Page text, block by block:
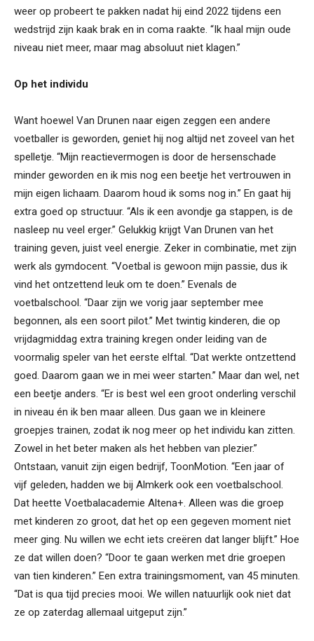
weer op probeert te pakken nadat hij eind 2022 tijdens een
wedstrijd zijn kaak brak en in coma raakte. “Ik haal mijn oude
niveau niet meer, maar mag absoluut niet klagen.”
Op het individu
Want hoewel Van Drunen naar eigen zeggen een andere
voetballer is geworden, geniet hij nog altijd net zoveel van het
spelletje. “Mijn reactievermogen is door de hersenschade
minder geworden en ik mis nog een beetje het vertrouwen in
mijn eigen lichaam. Daarom houd ik soms nog in.” En gaat hij
extra goed op structuur. “Als ik een avondje ga stappen, is de
nasleep nu veel erger.” Gelukkig krijgt Van Drunen van het
training geven, juist veel energie. Zeker in combinatie, met zijn
werk als gymdocent. “Voetbal is gewoon mijn passie, dus ik
vind het ontzettend leuk om te doen.” Evenals de
voetbalschool. “Daar zijn we vorig jaar september mee
begonnen, als een soort pilot.” Met twintig kinderen, die op
vrijdagmiddag extra training kregen onder leiding van de
voormalig speler van het eerste elftal. “Dat werkte ontzettend
goed. Daarom gaan we in mei weer starten.” Maar dan wel, net
een beetje anders. “Er is best wel een groot onderling verschil
in niveau én ik ben maar alleen. Dus gaan we in kleinere
groepjes trainen, zodat ik nog meer op het individu kan zitten.
Zowel in het beter maken als het hebben van plezier.”
Ontstaan, vanuit zijn eigen bedrijf, ToonMotion. “Een jaar of
vijf geleden, hadden we bij Almkerk ook een voetbalschool.
Dat heette Voetbalacademie Altena+. Alleen was die groep
met kinderen zo groot, dat het op een gegeven moment niet
meer ging. Nu willen we echt iets creëren dat langer blijft.” Hoe
ze dat willen doen? “Door te gaan werken met drie groepen
van tien kinderen.” Een extra trainingsmoment, van 45 minuten.
“Dat is qua tijd precies mooi. We willen natuurlijk ook niet dat
ze op zaterdag allemaal uitgeput zijn.”